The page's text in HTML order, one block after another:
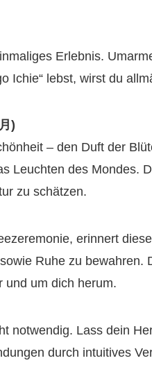
Erlebnis.
Ichie“ lebst, wirst du
)
– den Duft der
Leuchten des Mondes.
zu schätzen.
erinnert
Ruhe zu bewahren.
und um dich herum.
notwendig. Lass dein
durch intuitives